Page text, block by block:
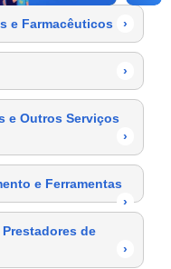
e Farmacêuticos ›
›
e Outros Serviços
›
e Ferramentas
›
de
›